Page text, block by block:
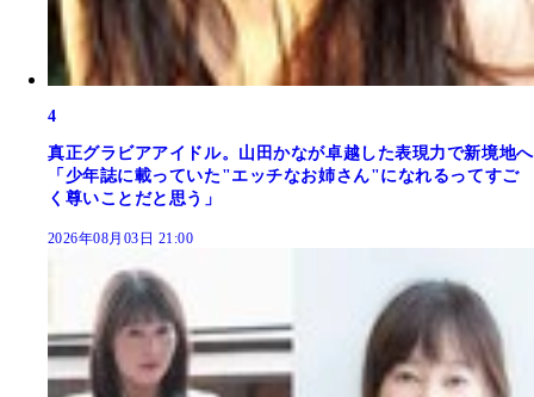
4
真正グラビアアイドル。山田かなが卓越した表現力で新境地へ
「少年誌に載っていた"エッチなお姉さん"になれるってすご
く尊いことだと思う」
2026年08月03日 21:00